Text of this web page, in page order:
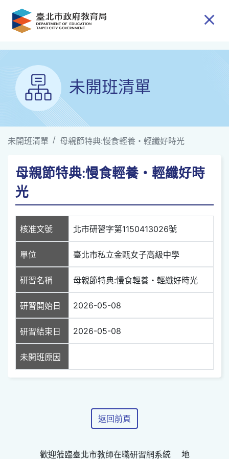
跳到主要內容
未開班清單
未開班清單 母親節特典:慢食輕養・輕纖好時光
母親節特典:慢食輕養・輕纖好時
光
核准文號 北市研習字第1150413026號
單位 臺北市私立金甌女子高級中學
研習名稱 母親節特典:慢食輕養・輕纖好時光
研習開始日 2026-05-08
研習結束日 2026-05-08
未開班原因
返回前頁
歡迎蒞臨臺北市教師在職研習網系統 地